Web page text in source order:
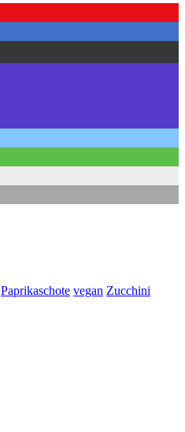
Paprikaschote vegan Zucchini